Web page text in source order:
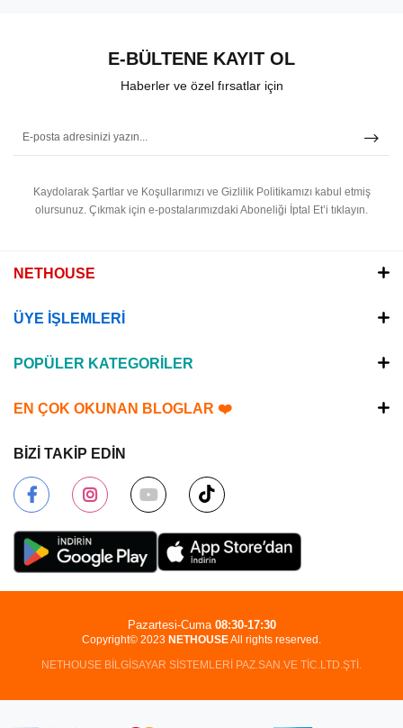
E-BÜLTENE KAYIT OL
Haberler ve özel fırsatlar için
Kaydolarak Şartlar ve Koşullarımızı ve Gizlilik Politikamızı kabul etmiş
olursunuz. Çıkmak için e-postalarımızdaki Aboneliği İptal Et’i tıklayın.
NETHOUSE
ÜYE İŞLEMLERİ
POPÜLER KATEGORİLER
EN ÇOK OKUNAN BLOGLAR ❤️
BİZİ TAKİP EDİN
Copyright© 2023 NETHOUSEAll rights reserved.
NETHOUSE BİLGİSAYAR SİSTEMLERİ PAZ.SAN.VE TİC.LTD.ŞTİ.
Pazartesi-Cuma 08:30-17:30